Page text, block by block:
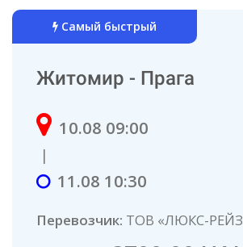
Самый быстрый
Житомир - Прага
10.08 09:00
|
11.08 10:30
Перевозчик: ТОВ «ЛЮКС-